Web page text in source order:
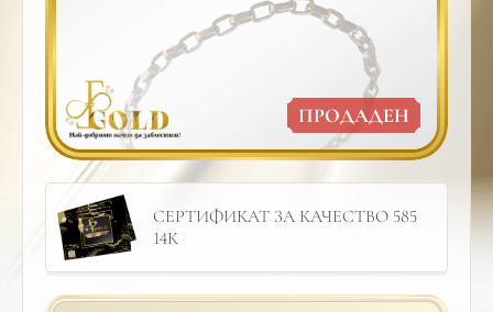
ПРОДАДЕН
СЕРТИФИКАТ ЗА КАЧЕСТВО 585
14К